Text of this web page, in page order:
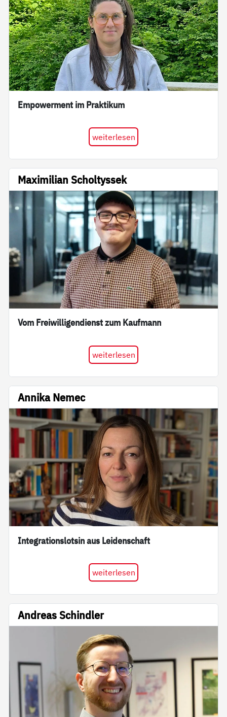
Empowerment im Praktikum
weiterlesen
Maximilian Scholtyssek
Vom Freiwilligendienst zum Kaufmann
weiterlesen
Annika Nemec
Integrationslotsin aus Leidenschaft
weiterlesen
Andreas Schindler